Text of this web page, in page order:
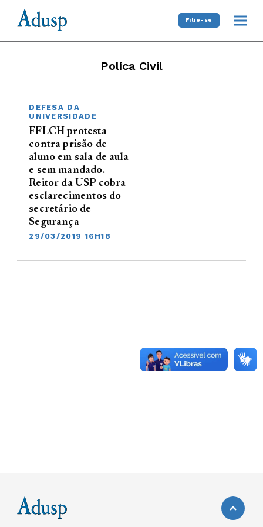
Filie-se
Políca Civil
DEFESA DA
UNIVERSIDADE
FFLCH protesta
contra prisão de
aluno em sala de aula
e sem mandado.
Reitor da USP cobra
esclarecimentos do
secretário de
Segurança
29/03/2019 16H18